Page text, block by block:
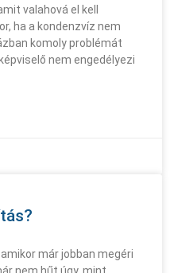
valahová el kell
ha a kondenzvíz nem
komoly problémát
nem engedélyezi
már jobban megéri
nem hűt úgy, mint